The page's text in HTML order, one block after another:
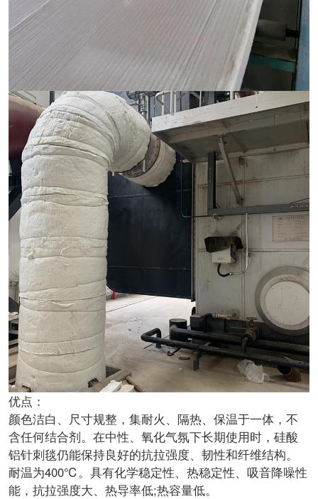
优点：
颜色洁白、尺寸规整，集耐火、隔热、保温于一体，不
含任何结合剂。在中性、氧化气氛下长期使用时，硅酸
铝针刺毯仍能保持良好的抗拉强度、韧性和纤维结构。
耐温为400℃。具有化学稳定性、热稳定性、吸音降噪性
能，抗拉强度大、热导率低;热容量低。